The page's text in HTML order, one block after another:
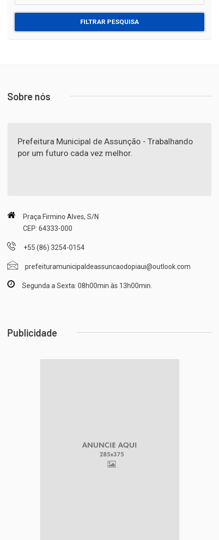
FILTRAR PESQUISA
Sobre nós
Prefeitura Municipal de Assunção - Trabalhando
por um futuro cada vez melhor.
Praça Firmino Alves, S/N
CEP: 64333-000
+55 (86) 3254-0154
prefeituramunicipaldeassuncaodopiaui@outlook.com
Segunda a Sexta: 08h00min às 13h00min.
Publicidade